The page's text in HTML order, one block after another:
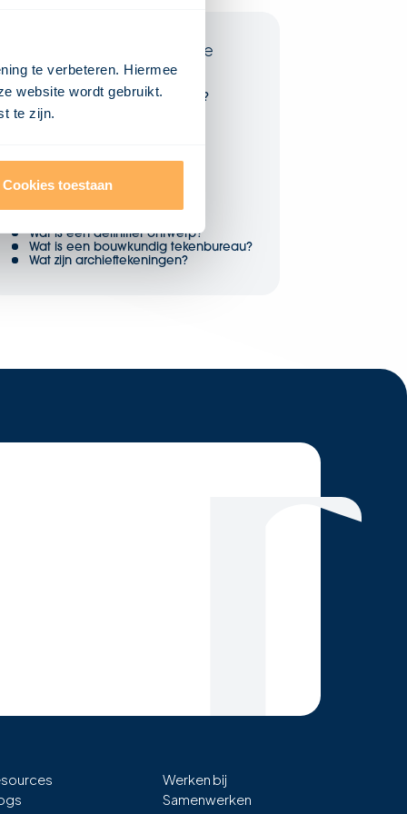
te verbeteren. Hiermee
website wordt gebruikt.
te zijn.
Cookies toestaan
Artikelen in deze categorie
Wat is een voorlopig ontwerp?
Wat is een situatietekening?
Wat is een schetsontwerp?
Wat is ontwerpen?
Wat is een doorsnede?
Wat is een definitief ontwerp?
Wat is een bouwkundig tekenbureau?
Wat zijn archieftekeningen?
Werken bij
Samenwerken